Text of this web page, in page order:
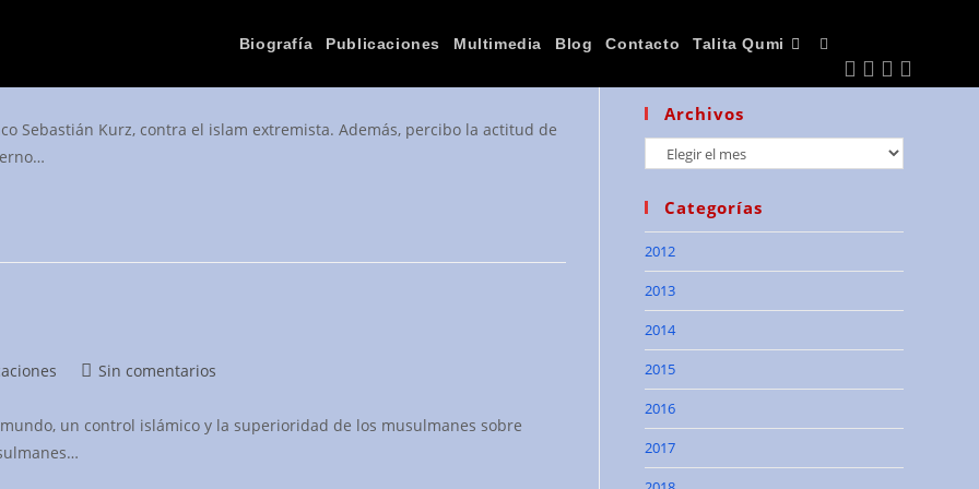
Biografía Publicaciones Multimedia Blog Contacto Talita Qumi Alternar
web
la
entrada:
Sebastián Kurz, contra el islam extremista. Además, percibo la actitud de
Comentarios
entrada:
Sin comentarios
un control islámico y la superioridad de los musulmanes sobre
Archivos
Archivos
Categorías
2012
2013
2014
2015
2016
2017